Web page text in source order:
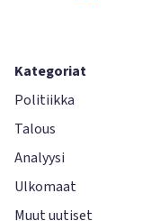
Kategoriat
Politiikka
Talous
Analyysi
Ulkomaat
Muut uutiset